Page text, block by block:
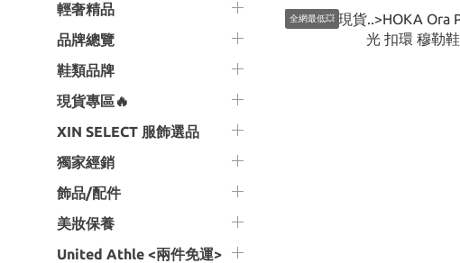
輕奢精品
品牌總覽
鞋類品牌
現貨專區🔥
XIN SELECT 服飾選品
獨家經銷
飾品/配件
美妝保養
United Athle <兩件免運>
全網最低💥